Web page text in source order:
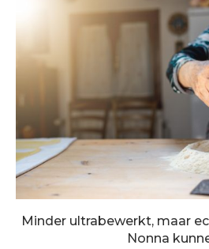
Minder ultrabewerkt, maar
Nonna